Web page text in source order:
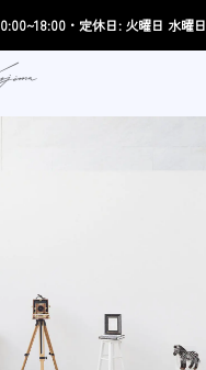
・定休日: 火曜日 水曜日